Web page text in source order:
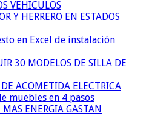
VEHICULOS
Y HERRERO EN ESTADOS
en Excel de instalación
30 MODELOS DE SILLA DE
ACOMETIDA ELECTRICA
muebles en 4 pasos
ENERGIA GASTAN